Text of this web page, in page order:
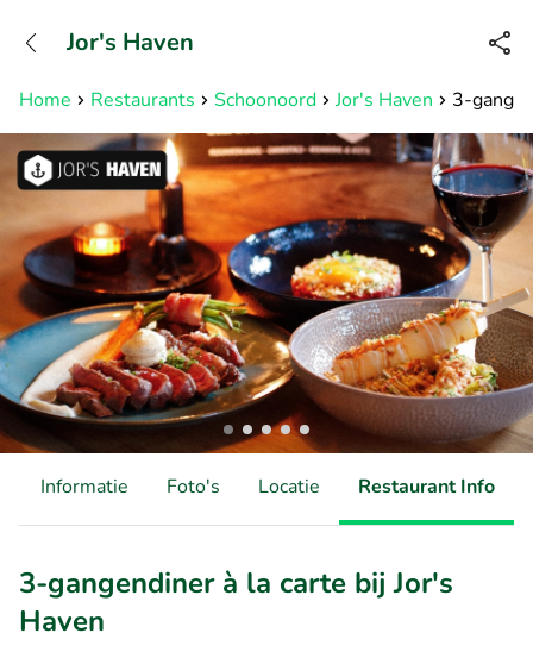
Bereikbaar tot 23:00 uur
Home Restaurants Schoonoord Jor's Haven 3-
Jor's Haven
Informatie Foto's Locatie Restaurant Info
3-gangendiner à la carte bij Jor's
Haven